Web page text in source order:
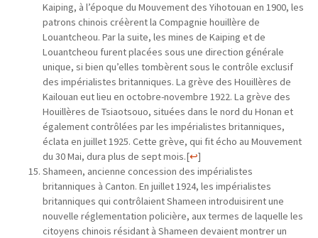
Kaiping, à l’époque du Mouvement des Yihotouan en 1900, les
patrons chinois créèrent la Compagnie houillère de
Louantcheou. Par la suite, les mines de Kaiping et de
Louantcheou furent placées sous une direction générale
unique, si bien qu’elles tombèrent sous le contrôle exclusif
des impérialistes britanniques. La grève des Houillères de
Kailouan eut lieu en octobre-novembre 1922. La grève des
Houillères de Tsiaotsouo, situées dans le nord du Honan et
également contrôlées par les impérialistes britanniques,
éclata en juillet 1925. Cette grève, qui fit écho au Mouvement
du 30 Mai, dura plus de sept mois.[↩]
Shameen, ancienne concession des impérialistes
britanniques à Canton. En juillet 1924, les impérialistes
britanniques qui contrôlaient Shameen introduisirent une
nouvelle réglementation policière, aux termes de laquelle les
citoyens chinois résidant à Shameen devaient montrer un